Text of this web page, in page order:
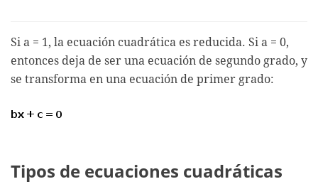
Si a = 1, la ecuación cuadrática es reducida. Si a = 0,
entonces deja de ser una ecuación de segundo grado, y
se transforma en una ecuación de primer grado:
Tipos de ecuaciones cuadráticas